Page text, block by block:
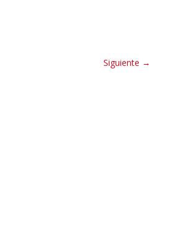
Siguiente →